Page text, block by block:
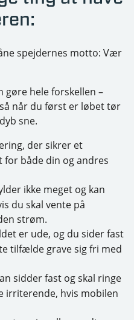
spejdernes motto: Vær
gøre hele forskellen –
når du først er løbet tør
sne.
der sikrer et
for både din og andres
ikke meget og kan
du skal vente på
strøm.
er ude, og du sider fast
tilfælde grave sig fri med
sidder fast og skal ringe
hvis mobilen